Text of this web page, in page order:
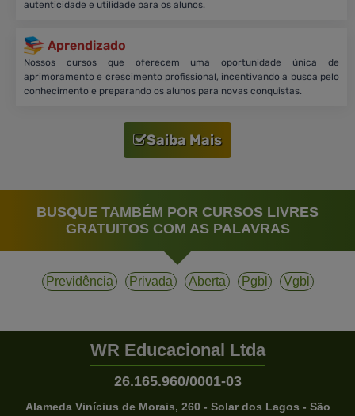
autenticidade e utilidade para os alunos.
Aprendizado
Nossos cursos que oferecem uma oportunidade única de
aprimoramento e crescimento profissional, incentivando a busca pelo
conhecimento e preparando os alunos para novas conquistas.
Saiba Mais
BUSQUE TAMBÉM POR CURSOS LIVRES
GRATUITOS COM AS PALAVRAS
Previdência Privada Aberta Pgbl Vgbl
WR Educacional Ltda
26.165.960/0001-03
Alameda Vinícius de Morais, 260 - Solar dos Lagos - São